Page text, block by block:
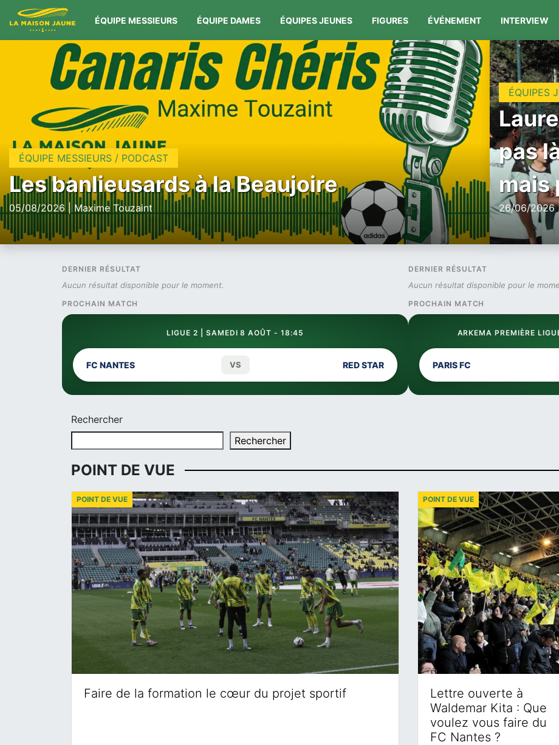
ÉQUIPE MESSIEURS ÉQUIPE DAMES ÉQUIPES JEUNES FIGURES ÉVÉNEMENT INTERVIEW
ÉQUIPE MESSIEURS / PODCAST
Les banlieusards à la Beaujoire
05/08/2026 | Maxime Touzaint
ÉQUIPES
pas
mais
26/06/2026
DERNIER RÉSULTAT
Aucun résultat disponible pour le moment.
PROCHAIN MATCH
LIGUE 2 | SAMEDI 8 AOÛT - 18:45
FC NANTES VS RED STAR
DERNIER RÉSULTAT
Aucun résultat disponible pour le
PROCHAIN MATCH
ARKEMA PREMIÈRE
PARIS FC
Rechercher
Rechercher
POINT DE VUE
Faire de la formation le cœur du projet sportif
POINT DE VUE
Lettre ouverte à
Waldemar Kita : Que
voulez vous faire du
FC Nantes ?
POINT DE VUE